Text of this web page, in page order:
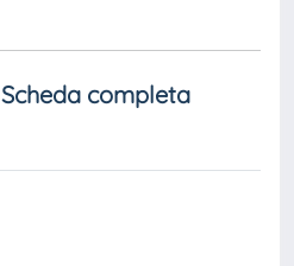
Scheda completa